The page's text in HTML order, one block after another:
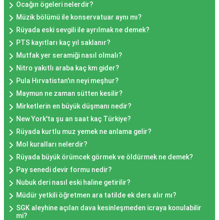
Ocağın ögeleri nelerdir?
Müzik bölümü ile konservatuar aynı mı?
Rüyada eski sevgili ile ayrılmak ne demek?
PTS kayıtları kaç yıl saklanır?
Mutfak yer seramiği nasıl olmalı?
Nitro yakıtlı araba kaç km gider?
Pula Hırvatistan'ın neyi meşhur?
Maymun ne zaman sütten kesilir?
Mirketlerin en büyük düşmanı nedir?
New York'ta şu an saat kaç Türkiye?
Rüyada kurtlu muz yemek ne anlama gelir?
Mol kuralları nelerdir?
Rüyada büyük örümcek görmek ve öldürmek ne demek?
Pay senedi devir formu nedir?
Nubuk deri nasıl eski haline getirilir?
Müdür yetkili öğretmen ara tatilde ek ders alır mı?
SGK aleyhine açılan dava kesinleşmeden icraya konulabilir
mi?